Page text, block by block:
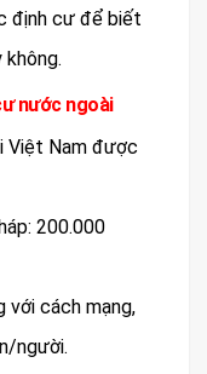
định cư để biết
nước ngoài
Việt Nam được
200.000
với cách mạng,
người.​